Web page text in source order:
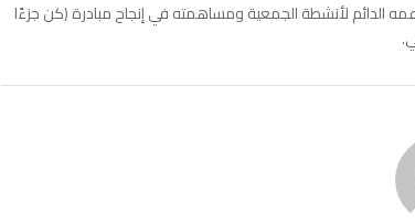
الدائم لأنشطة الجمعية ومساهمته في إنجاح مبادرة (كن جزءًا